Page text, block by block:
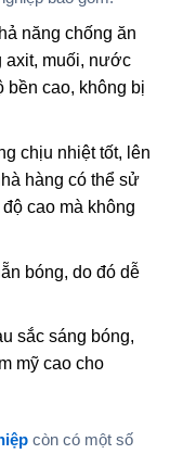
năng chống ăn
axit, muối, nước
bền cao, không bị
chịu nhiệt tốt, lên
hàng có thể sử
cao mà không
bóng, do đó dễ
sắc sáng bóng,
mỹ cao cho
còn có một số